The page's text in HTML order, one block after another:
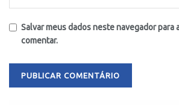
Salvar meus dados neste navegador para
comentar.